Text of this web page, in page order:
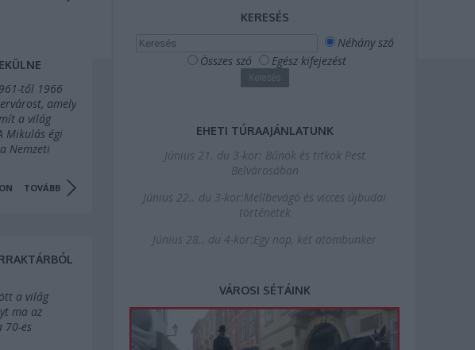
től 1966
amely
a világ
Mikulás égi
Nemzeti
TOVÁBB
a világ
ma az
70-es
KERESÉS
Néhány szó
Összes szó
Egész kifejezést
EHETI TÚRAAJÁNLATUNK
Június 21. du 3-kor: Bűnök és titkok Pest
Belvárosában
Június 22.. du 3-kor:Mellbevágó és vicces újbudai
történetek
Június 28.. du 4-kor:Egy nap, két atombunker
VÁROSI SÉTÁINK